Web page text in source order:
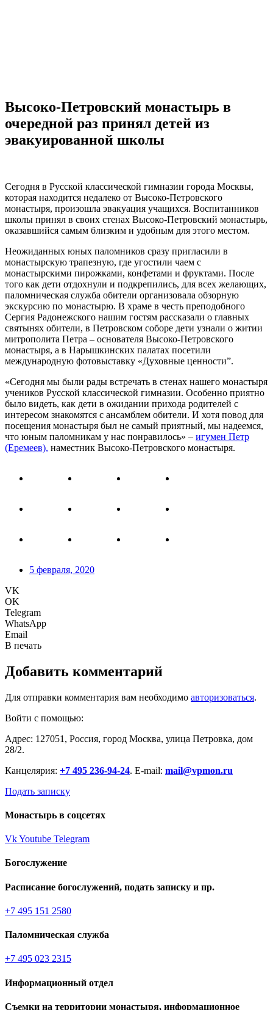
Высоко-Петровский монастырь в
очередной раз принял детей из
эвакуированной школы
Сегодня в Русской классической гимназии города Москвы,
которая находится недалеко от Высоко-Петровского
монастыря, произошла эвакуация учащихся. Воспитанников
школы принял в своих стенах Высоко-Петровский монастырь,
оказавшийся самым близким и удобным для этого местом.
Неожиданных юных паломников сразу пригласили в
монастырскую трапезную, где угостили чаем с
монастырскими пирожками, конфетами и фруктами. После
того как дети отдохнули и подкрепились, для всех желающих,
паломническая служба обители организовала обзорную
экскурсию по монастырю. В храме в честь преподобного
Сергия Радонежского нашим гостям рассказали о главных
святынях обители, в Петровском соборе дети узнали о житии
митрополита Петра – основателя Высоко-Петровского
монастыря, а в Нарышкинских палатах посетили
международную фотовыставку «Духовные ценности”.
«Сегодня мы были рады встречать в стенах нашего монастыря
учеников Русской классической гимназии. Особенно приятно
было видеть, как дети в ожидании прихода родителей с
интересом знакомятся с ансамблем обители. И хотя повод для
посещения монастыря был не самый приятный, мы надеемся,
что юным паломникам у нас понравилось» – игумен Петр
(Еремеев), наместник Высоко-Петровского монастыря.
5 февраля, 2020
VK
OK
Telegram
WhatsApp
Email
В печать
Добавить комментарий
Для отправки комментария вам необходимо авторизоваться.
Войти с помощью:
Адрес: 127051, Россия, город Москва, улица Петровка, дом
28/2.
Канцелярия: +7 495 236-94-24. E-mail: mail@vpmon.ru
Подать записку
Монастырь в соцсетях
VkYoutube Telegram
Богослужение
Расписание богослужений, подать записку и пр.
+7 495 151 2580
Паломническая служба
+7 495 023 2315
Информационный отдел
Съемки на территории монастыря, информационное